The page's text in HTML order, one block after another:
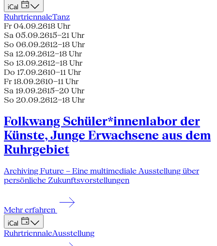
iCal
RuhrtriennaleTanz
Fr 04.09.2618 Uhr
Sa 05.09.2615–21 Uhr
So 06.09.2612–18 Uhr
Sa 12.09.2612–18 Uhr
So 13.09.2612–18 Uhr
Do 17.09.2610–11 Uhr
Fr 18.09.2610–11 Uhr
Sa 19.09.2615–20 Uhr
So 20.09.2612–18 Uhr
Folkwang Schüler*innenlabor der
Künste, Junge Erwachsene aus dem
Ruhrgebiet
Archiving Future – Eine multimediale Ausstellung über
persönliche Zukunftsvorstellungen
Mehr erfahren
iCal
RuhrtriennaleAusstellung